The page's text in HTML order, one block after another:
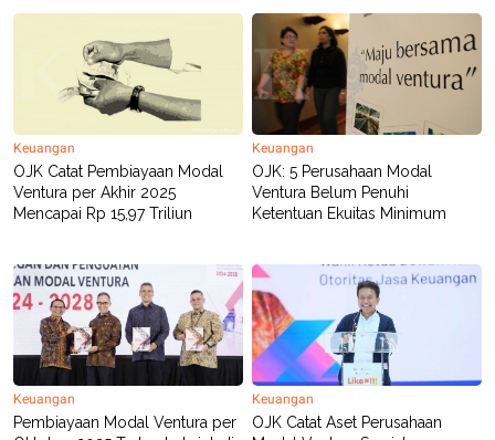
AN
RT
I
S
I
N
K
G
M
E
.
I
D
Keuangan
OJK Catat Pembiayaan Modal
Ventura per Akhir 2025
Mencapai Rp 15,97 Triliun
Keuangan
OJK: 5 Perusahaan Modal
Ventura Belum Penuhi
Ketentuan Ekuitas Minimum
Keuangan
Pembiayaan Modal Ventura per
Keuangan
OJK Catat Aset Perusahaan